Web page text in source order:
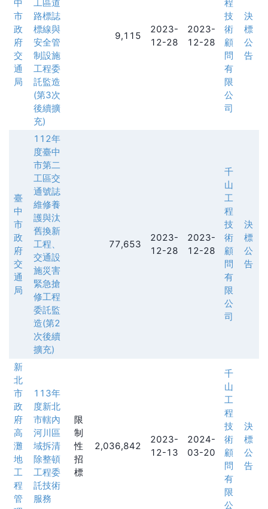
中
市
政
府
交
通
局
工區道
路標誌
標線與
安全管
制設施
工程委
託監造
(第3次
後續擴
充)
9,115
2023-
12-28
2023-
12-28
程
技
術
顧
問
有
限
公
司
決
標
公
告
臺
中
市
政
府
交
通
局
112年
度臺中
市第二
工區交
通號誌
維修養
護與汰
舊換新
工程、
交通設
施災害
緊急搶
修工程
委託監
造(第2
次後續
擴充)
77,653
2023-
12-28
2023-
12-28
千
山
工
程
技
術
顧
問
有
限
公
司
決
標
公
告
新
北
市
政
府
高
灘
地
工
程
管
113年
度新北
市轄內
河川區
域拆清
除整頓
工程委
託技術
服務
限
制
性
招
標
2,036,842
2023-
12-13
2024-
03-20
千
山
工
程
技
術
顧
問
有
限
公
決
標
公
告